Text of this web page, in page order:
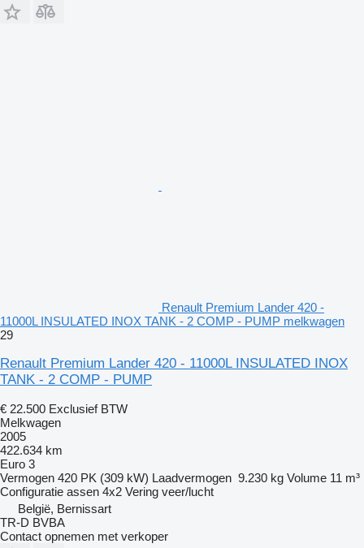
Renault Premium Lander 420 -
11000L INSULATED INOX TANK - 2 COMP - PUMP melkwagen
29
Renault Premium Lander 420 - 11000L INSULATED INOX
TANK - 2 COMP - PUMP
€ 22.500 Exclusief BTW
Melkwagen
2005
422.634 km
Euro 3
Vermogen 420 PK (309 kW) Laadvermogen 9.230 kg Volume 11 m³
Configuratie assen 4x2 Vering veer/lucht
België, Bernissart
TR-D BVBA
Contact opnemen met verkoper